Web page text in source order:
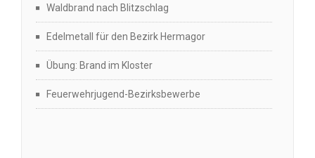
Waldbrand nach Blitzschlag
Edelmetall für den Bezirk Hermagor
Übung: Brand im Kloster
Feuerwehrjugend-Bezirksbewerbe